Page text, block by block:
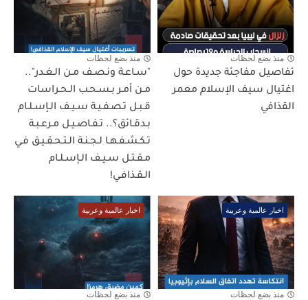
منذ بضع لحظات
تفاصيل مفاجئة جديدة حول
اغتيال سيف الإسلام معمر
القذافي
منذ بضع لحظات
"سـاعـة ونـصـف مـن الـغـدر"..
مـن أمـر بـسـحـب الـحـراسات
قـبـل تـصـفـيـة سـيـف الـإسـلـام
بـدقـائق؟.. تـفـاصـيـل مـرعـبـة
تـكـشـفـهـا لـجـنـة الـتـحـقـيـق فـي
مـقـتـل سـيـف الـإسـلـام
الـقـذافـي!
اخبار عالمية وعربية
منذ بضع لحظات
اخبار عالمية وعربية
منذ بضع لحظات